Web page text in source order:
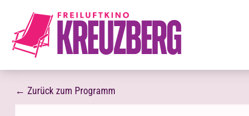
← Zurück zum Programm